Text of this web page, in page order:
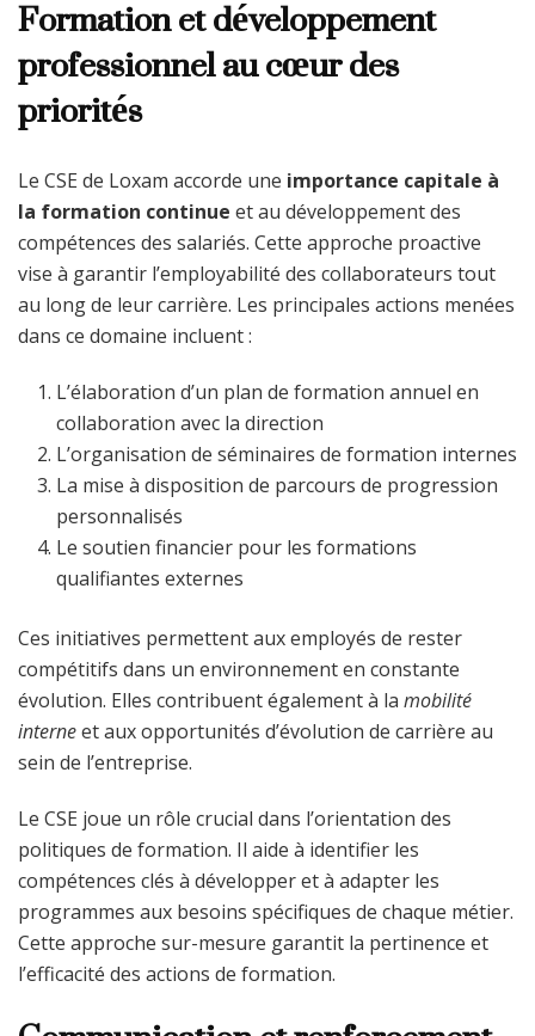
Formation et développement
professionnel au cœur des
priorités
Le CSE de Loxam accorde une importance capitale à
la formation continue et au développement des
compétences des salariés. Cette approche proactive
vise à garantir l’employabilité des collaborateurs tout
au long de leur carrière. Les principales actions menées
dans ce domaine incluent :
L’élaboration d’un plan de formation annuel en
collaboration avec la direction
L’organisation de séminaires de formation internes
La mise à disposition de parcours de progression
personnalisés
Le soutien financier pour les formations
qualifiantes externes
Ces initiatives permettent aux employés de rester
compétitifs dans un environnement en constante
évolution. Elles contribuent également à la mobilité
interneet aux opportunités d’évolution de carrière au
sein de l’entreprise.
Le CSE joue un rôle crucial dans l’orientation des
politiques de formation. Il aide à identifier les
compétences clés à développer et à adapter les
programmes aux besoins spécifiques de chaque métier.
Cette approche sur-mesure garantit la pertinence et
l’efficacité des actions de formation.